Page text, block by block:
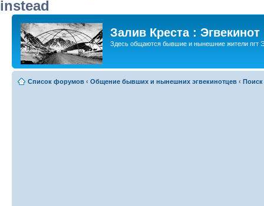
instead
Залив Креста : Эгвекинот
Здесь общаются бывшие и нынешние жители пгт
Список форумов ‹ Общение бывших и нынешних эгвекинотцев ‹ Поиск